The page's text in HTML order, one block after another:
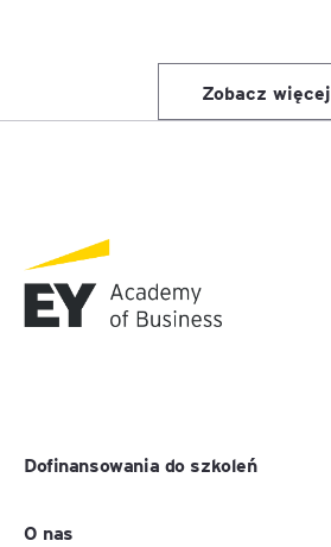
Zobacz więcej
Dofinansowania do szkoleń
O nas